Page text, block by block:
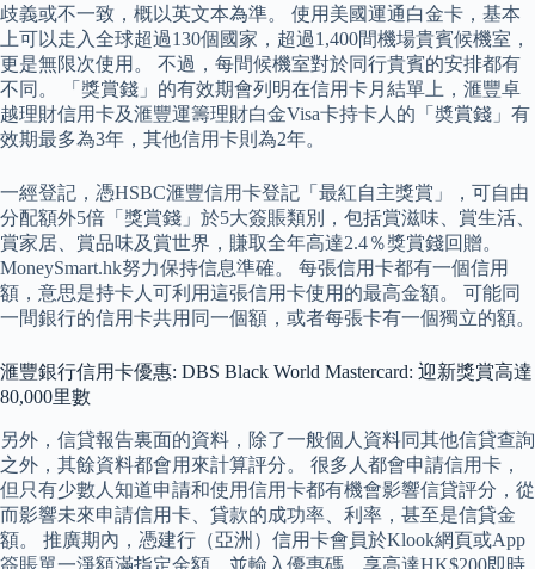
歧義或不一致，概以英文本為準。 使用美國運通白金卡，基本
上可以走入全球超過130個國家，超過1,400間機場貴賓候機室，
更是無限次使用。 不過，每間候機室對於同行貴賓的安排都有
不同。 「獎賞錢」的有效期會列明在信用卡月結單上，滙豐卓
越理財信用卡及滙豐運籌理財白金Visa卡持卡人的「奬賞錢」有
效期最多為3年，其他信用卡則為2年。
一經登記，憑HSBC滙豐信用卡登記「最紅自主獎賞」，可自由
分配額外5倍「獎賞錢」於5大簽賬類別，包括賞滋味、賞生活、
賞家居、賞品味及賞世界，賺取全年高達2.4％獎賞錢回贈。
MoneySmart.hk努力保持信息準確。 每張信用卡都有一個信用
額，意思是持卡人可利用這張信用卡使用的最高金額。 可能同
一間銀行的信用卡共用同一個額，或者每張卡有一個獨立的額。
滙豐銀行信用卡優惠: DBS Black World Mastercard: 迎新獎賞高達
80,000里數
另外，信貸報告裏面的資料，除了一般個人資料同其他信貸查詢
之外，其餘資料都會用來計算評分。 很多人都會申請信用卡，
但只有少數人知道申請和使用信用卡都有機會影響信貸評分，從
而影響未來申請信用卡、貸款的成功率、利率，甚至是信貸金
額。 推廣期內，憑建行（亞洲）信用卡會員於Klook網頁或App
簽賬單一淨額滿指定金額，並輸入優惠碼，享高達HK$200即時